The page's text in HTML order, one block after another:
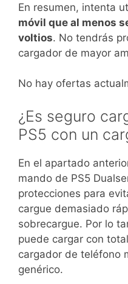
En resumen, intenta
móvil que al menos
voltios. No tendrás
cargador de mayor
No hay ofertas
¿Es seguro
PS5 con un
En el apartado
mando de PS5
protecciones para
cargue demasiado
sobrecargue. Por lo
puede cargar con
cargador de teléfono
genérico.